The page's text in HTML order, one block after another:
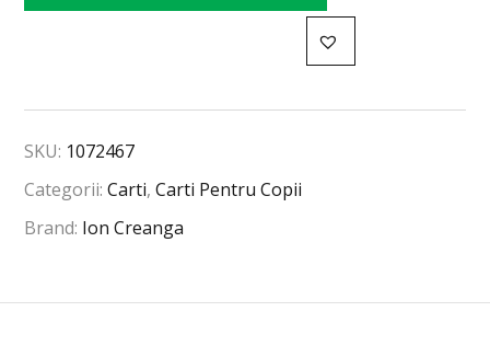
SKU: 1072467
Categorii:Carti,Carti Pentru Copii
Brand: Ion Creanga